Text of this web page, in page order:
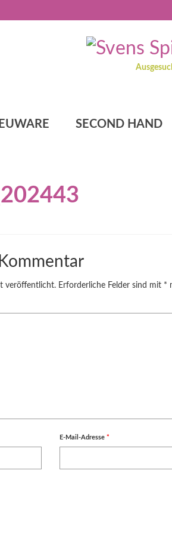
SECOND HAND
veröffentlicht. Erforderliche Felder sind mit *
E-Mail-Adresse *